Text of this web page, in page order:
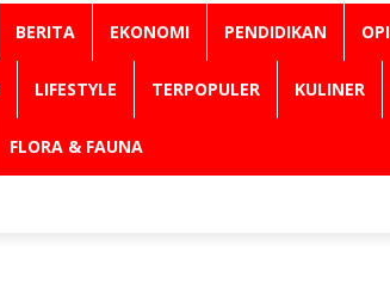
BERITA EKONOMI PENDIDIKAN
LIFESTYLE TERPOPULER KULINER
FLORA & FAUNA